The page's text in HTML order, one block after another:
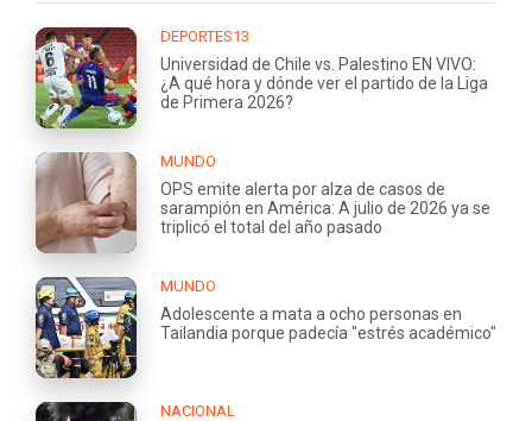
DEPORTES13
Universidad de Chile vs. Palestino EN VIVO:
¿A qué hora y dónde ver el partido de la Liga
de Primera 2026?
MUNDO
OPS emite alerta por alza de casos de
sarampión en América: A julio de 2026 ya se
triplicó el total del año pasado
MUNDO
Adolescente a mata a ocho personas en
Tailandia porque padecía "estrés académico"
NACIONAL